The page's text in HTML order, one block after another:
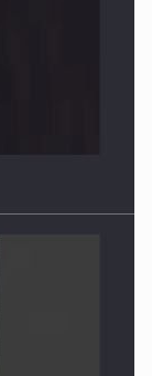
Finantare